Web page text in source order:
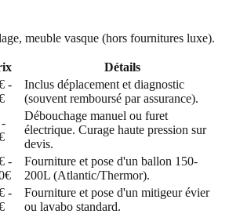
meuble vasque (hors fournitures luxe).
Détails
-
Inclus déplacement et diagnostic
(souvent remboursé par assurance).
Débouchage manuel ou furet
électrique. Curage haute pression sur
devis.
-
Fourniture et pose d'un ballon 150-
200L (Atlantic/Thermor).
-
Fourniture et pose d'un mitigeur évier
ou lavabo standard.